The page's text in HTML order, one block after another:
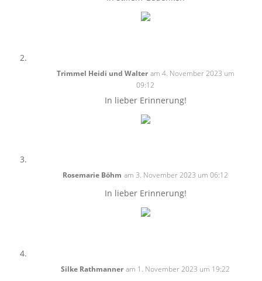
Trimmel Heidi und Walter am 4. November 2023 um
09:12
In lieber Erinnerung!
Rosemarie Böhm am 3. November 2023 um 06:12
In lieber Erinnerung!
Silke Rathmanner am 1. November 2023 um 19:22